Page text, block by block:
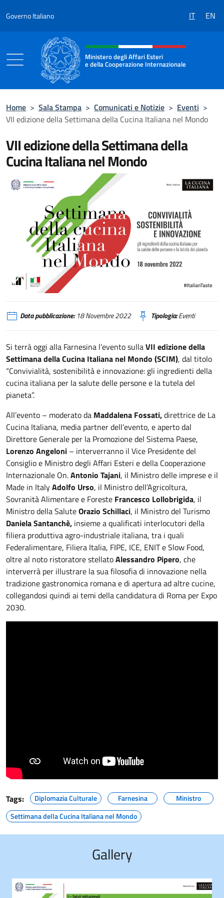
Governo Italiano IT EN
Intestazione sito, social e menù
Ministero degli Affari Esteri
e della Cooperazione Internazionale
Home > Sala Stampa > Comunicati e Notizie > Eventi >
VII edizione della Settimana della Cucina Italiana nel Mondo
VII edizione della Settimana della
Cucina Italiana nel Mondo
VII edizione della Settimana della Cucina Italiana
Data pubblicazione:18 Novembre 2022 Tipologia:Eventi
Si terrà oggi alla Farnesina l’evento sullaVII edizione della
Settimana della Cucina Italiana nel Mondo (SCIM), dal titolo
“Convivialità, sostenibilità e innovazione: gli ingredienti della
cucina italiana per la salute delle persone e la tutela del
pianeta”.
All’evento – moderato da Maddalena Fossati,direttrice de La
Cucina Italiana, media partner dell’evento, e aperto dal
Direttore Generale per la Promozione del Sistema Paese,
Lorenzo Angeloni – interverranno il Vice Presidente del
Consiglio e Ministro degli Affari Esteri e della Cooperazione
Internazionale On.Antonio Tajani, il Ministro delle imprese e il
Made in ItalyAdolfo Urso, il Ministro dell’Agricoltura,
Sovranità Alimentare e Foreste Francesco Lollobrigida, il
Ministro della SaluteOrazio Schillaci, il Ministro del Turismo
Daniela Santanchè, insieme a qualificati interlocutori della
filiera produttiva agro-industriale italiana, tra i quali
Federalimentare, Filiera Italia, FIPE, ICE, ENIT e Slow Food,
oltre al noto ristoratore stellatoAlessandro Pipero, che
interverrà per illustrare la sua filosofia di innovazione nella
tradizione gastronomica romana e di apertura ad altre cucine,
collegandosi quindi ai temi della candidatura di Roma per Expo
2030.
Tags: Diplomazia Culturale Farnesina
Ministro
Settimana della Cucina Italiana nel Mondo
Gallery